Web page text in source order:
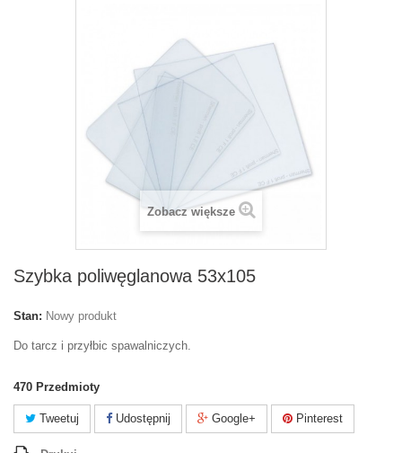
Zobacz większe
Szybka poliwęglanowa 53x105
Stan: Nowy produkt
Do tarcz i przyłbic spawalniczych.
470 Przedmioty
Tweetuj Udostępnij Google+ Pinterest